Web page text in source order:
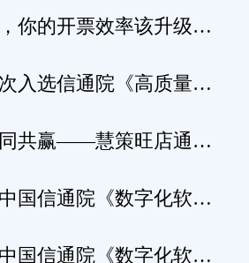
你的开票效率该升级
入选信通院《高质量数
服务全景图》
共赢——慧策旺店通生
圆满举办
国信通院《数字化软件
》规范编制工作
国信通院《数字化软件